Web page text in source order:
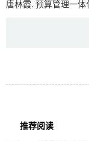
唐林霞. 预算管理一体